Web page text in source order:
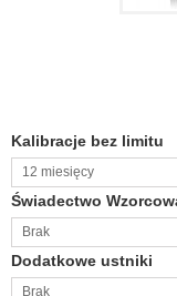
Kalibracje bez limitu
12 miesięcy
Świadectwo
Brak
Dodatkowe ustniki
Brak